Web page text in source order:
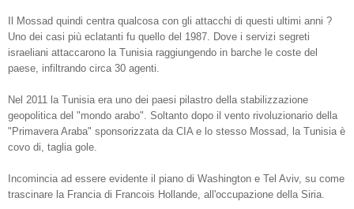
Il Mossad quindi centra qualcosa con gli attacchi di questi ultimi anni ?
Uno dei casi più eclatanti fu quello del 1987. Dove i servizi segreti
israeliani attaccarono la Tunisia raggiungendo in barche le coste del
paese, infiltrando circa 30 agenti.
Nel 2011 la Tunisia era uno dei paesi pilastro della stabilizzazione
geopolitica del "mondo arabo". Soltanto dopo il vento rivoluzionario della
"Primavera Araba" sponsorizzata da CIA e lo stesso Mossad, la Tunisia è
covo di, taglia gole.
Incomincia ad essere evidente il piano di Washington e Tel Aviv, su come
trascinare la Francia di Francois Hollande, all'occupazione della Siria.